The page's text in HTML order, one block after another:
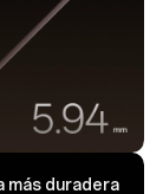
más duradera
archivos
NFC.²⁵